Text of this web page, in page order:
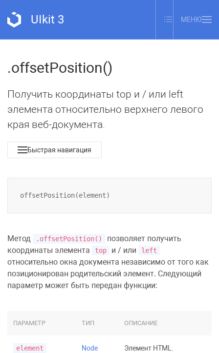
UIkit 3 МЕНЮ
.offsetPosition()
Получить координаты top и / или left
элемента относительно верхнего левого
края веб-документа.
Быстрая навигация
Метод .offsetPosition()
позволяет получить
координаты элемента
top и / или left
относительно окна документа независимо от того как
позиционирован родительский элемент. Следующий
параметр может быть передан функции:
ПАРАМЕТР ТИП ОПИСАНИЕ
element Node Элемент HTML.